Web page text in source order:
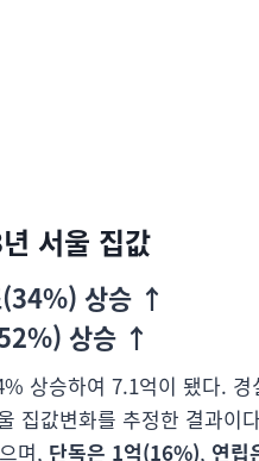
서울 집값
(34%) 상승 ↑
상승 ↑
상승하여 7.1억이 됐다.
집값변화를 추정한 결과이
며, 단독은 1억(16%), 연립